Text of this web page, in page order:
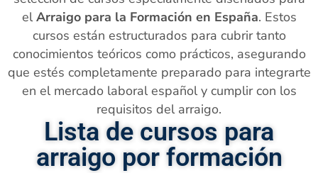
elArraigo para la Formación en España. Estos
cursos están estructurados para cubrir tanto
conocimientos teóricos como prácticos, asegurando
que estés completamente preparado para integrarte
en el mercado laboral español y cumplir con los
requisitos del arraigo.
Lista de cursos para
arraigo por formación